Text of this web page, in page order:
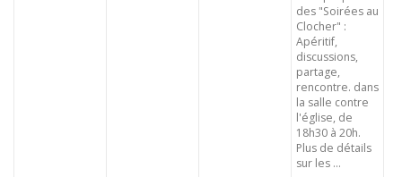
des "Soirées au
Clocher" :
Apéritif,
discussions,
partage,
rencontre. dans
la salle contre
l'église, de
18h30 à 20h.
Plus de détails
sur les ...